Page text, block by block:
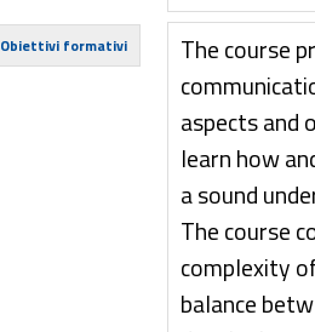
Obiettivi formativi
The course
aspects and
learn how
a sound
The course
complexity
balance